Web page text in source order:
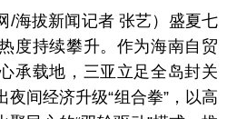
/海拔新闻记者 张艺）盛夏七
度持续攀升。作为海南自贸
承载地，三亚立足全岛封关
间经济升级“组合拳”，以高